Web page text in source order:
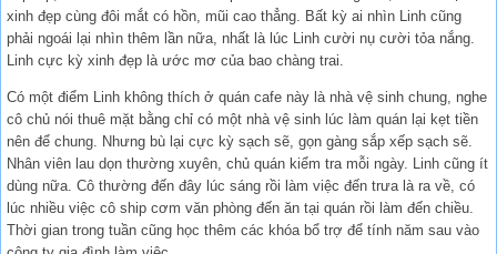
xinh đẹp cùng đôi mắt có hồn, mũi cao thẳng. Bất kỳ ai nhìn Linh cũng
phải ngoái lại nhìn thêm lần nữa, nhất là lúc Linh cười nụ cười tỏa nắng.
Linh cực kỳ xinh đẹp là ước mơ của bao chàng trai.
Có một điểm Linh không thích ở quán cafe này là nhà vệ sinh chung, nghe
cô chủ nói thuê mặt bằng chỉ có một nhà vệ sinh lúc làm quán lại kẹt tiền
nên để chung. Nhưng bù lại cực kỳ sạch sẽ, gọn gàng sắp xếp sạch sẽ.
Nhân viên lau dọn thường xuyên, chủ quán kiểm tra mỗi ngày. Linh cũng ít
dùng nữa. Cô thường đến đây lúc sáng rồi làm việc đến trưa là ra về, có
lúc nhiều việc cô ship cơm văn phòng đến ăn tại quán rồi làm đến chiều.
Thời gian trong tuần cũng học thêm các khóa bổ trợ để tính năm sau vào